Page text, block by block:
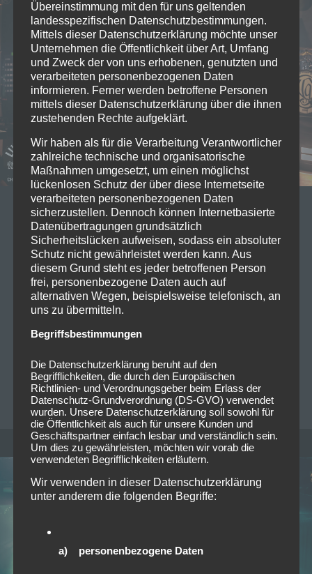
17/03/2024
Live on Stage: 2024-03-14
Versengold @Backstage
München
Wir sind immer wieder gerne im Backstage, vor allem
wenn wir eine Band wie Versengold beiwohnen
eröffneten die…Read more
CHRISTOPHER FOLLRICH 0
Übereinstimmung mit den für uns geltenden
landesspezifischen Datenschutzbestimmungen.
Mittels dieser Datenschutzerklärung möchte unser
Unternehmen die Öffentlichkeit über Art, Umfang
und Zweck der von uns erhobenen, genutzten und
verarbeiteten personenbezogenen Daten
informieren. Ferner werden betroffene Personen
mittels dieser Datenschutzerklärung über die ihnen
zustehenden Rechte aufgeklärt.
Wir haben als für die Verarbeitung Verantwortlicher
zahlreiche technische und organisatorische
Maßnahmen umgesetzt, um einen möglichst
lückenlosen Schutz der über diese Internetseite
verarbeiteten personenbezogenen Daten
sicherzustellen. Dennoch können Internetbasierte
Datenübertragungen grundsätzlich
Sicherheitslücken aufweisen, sodass ein absoluter
Schutz nicht gewährleistet werden kann. Aus
diesem Grund steht es jeder betroffenen Person
frei, personenbezogene Daten auch auf
alternativen Wegen, beispielsweise telefonisch, an
uns zu übermitteln.
Begriffsbestimmungen
Die Datenschutzerklärung beruht auf den
Begrifflichkeiten, die durch den Europäischen
Richtlinien- und Verordnungsgeber beim Erlass der
Datenschutz-Grundverordnung (DS-GVO) verwendet
wurden. Unsere Datenschutzerklärung soll sowohl für
die Öffentlichkeit als auch für unsere Kunden und
Geschäftspartner einfach lesbar und verständlich sein.
Um dies zu gewährleisten, möchten wir vorab die
verwendeten Begrifflichkeiten erläutern.
Wir verwenden in dieser Datenschutzerklärung
unter anderem die folgenden Begriffe:
a) personenbezogene Daten